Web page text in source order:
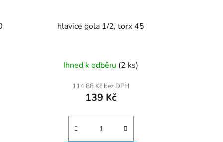
hlavice gola 1/2, torx 45
Ihned k odběru (2 ks)
114,88 Kč bez DPH
139 Kč